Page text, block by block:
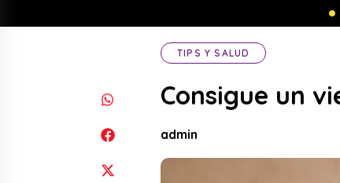
TIPS Y SALUD
Consigue un
admin